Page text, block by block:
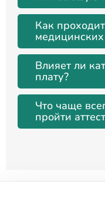
Как
Влияет ли
плату?
Что чаще
пройти